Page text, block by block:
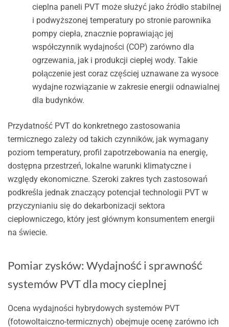
cieplna paneli PVT może służyć jako źródło stabilnej
i podwyższonej temperatury po stronie parownika
pompy ciepła, znacznie poprawiając jej
współczynnik wydajności (COP) zarówno dla
ogrzewania, jak i produkcji ciepłej wody. Takie
połączenie jest coraz częściej uznawane za wysoce
wydajne rozwiązanie w zakresie energii odnawialnej
dla budynków.
Przydatność PVT do konkretnego zastosowania
termicznego zależy od takich czynników, jak wymagany
poziom temperatury, profil zapotrzebowania na energię,
dostępna przestrzeń, lokalne warunki klimatyczne i
względy ekonomiczne. Szeroki zakres tych zastosowań
podkreśla jednak znaczący potencjał technologii PVT w
przyczynianiu się do dekarbonizacji sektora
ciepłowniczego, który jest głównym konsumentem energii
na świecie.
Pomiar zysków: Wydajność i sprawność
systemów PVT dla mocy cieplnej
Ocena wydajności hybrydowych systemów PVT
(fotowoltaiczno-termicznych) obejmuje ocenę zarówno ich